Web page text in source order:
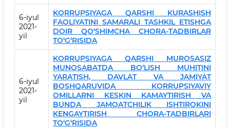
6-iyul
2021-
yil
KORRUPSIYAGA QARSHI KURASHISH
FAOLIYATINI SAMARALI TASHKIL ETISHGA
DOIR QO‘SHIMCHA CHORA-TADBIRLAR
TO‘G‘RISIDA
6-iyul
2021-
yil
KORRUPSIYAGA QARSHI MUROSASIZ
MUNOSABATDA BO‘LISH MUHITINI
YARATISH, DAVLAT VA JAMIYAT
BOSHQARUVIDA KORRUPSIYAVIY
OMILLARNI KESKIN KAMAYTIRISH VA
BUNDA JAMOATCHILIK ISHTIROKINI
KENGAYTIRISH CHORA-TADBIRLARI
TO‘G‘RISIDA